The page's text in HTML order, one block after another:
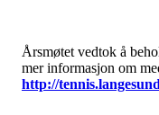
Årsmøtet vedtok å
mer informasjon om
http://